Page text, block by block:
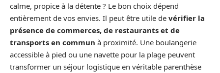
calme, propice à la détente ? Le bon choix dépend
entièrement de vos envies. Il peut être utile de vérifier la
présence de commerces, de restaurants et de
transports en commun à proximité. Une boulangerie
accessible à pied ou une navette pour la plage peuvent
transformer un séjour logistique en véritable parenthèse